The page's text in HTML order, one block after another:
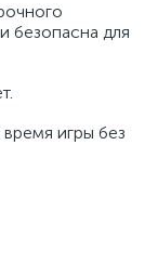
безопасна для
игры без